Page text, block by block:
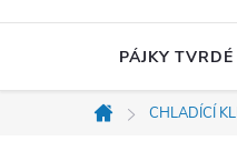
PÁJKY
Domů
CHLADÍCÍ